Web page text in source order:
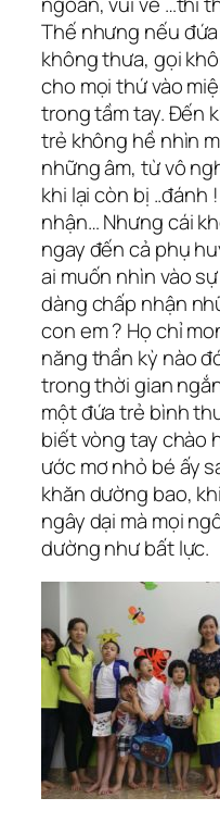
Thế nhưng nếu
không thưa, gọi
cho mọi thứ vào
trong tầm tay. Đến
trẻ không hề nhìn
những âm, từ vô
khi lại còn bị ..đánh
nhận… Nhưng cái
ngay đến cả phụ
ai muốn nhìn vào
dàng chấp nhận
con em ? Họ chỉ
năng thần kỳ nào
trong thời gian
một đứa trẻ bình
biết vòng tay chào
ước mơ nhỏ bé ấy
khăn dường bao,
ngây dại mà mọi
dường như bất lực.